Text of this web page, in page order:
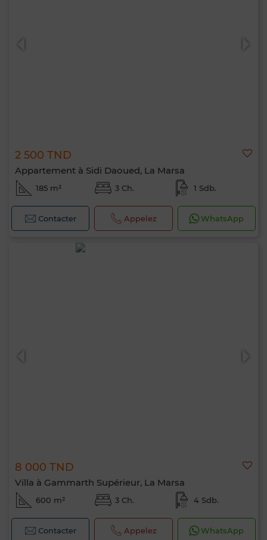
2 500 TND
Appartement à Sidi Daoued, La Marsa
185 m² 3 Ch. 1 Sdb.
Contacter Appelez WhatsApp
8 000 TND
Villa à Gammarth Supérieur, La Marsa
600 m² 3 Ch. 4 Sdb.
Contacter Appelez WhatsApp